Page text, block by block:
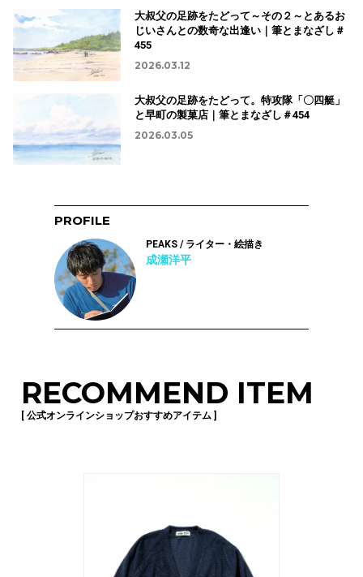
大叔父の足跡をたどって～その２～とあるお
じいさんとの数奇な出逢い｜筆とまなざし＃
455
2026.03.12
大叔父の足跡をたどって。特攻隊「〇四艇」
と早町の製菓店｜筆とまなざし＃454
2026.03.05
PROFILE
PEAKS / ライター・絵描き
成瀬洋平
RECOMMEND ITEM
[ 公式オンラインショップおすすめアイテム ]